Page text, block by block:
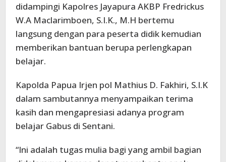
didampingi Kapolres Jayapura AKBP Fredrickus
W.A Maclarimboen, S.I.K., M.H bertemu
langsung dengan para peserta didik kemudian
memberikan bantuan berupa perlengkapan
belajar.
Kapolda Papua Irjen pol Mathius D. Fakhiri, S.I.K
dalam sambutannya menyampaikan terima
kasih dan mengapresiasi adanya program
belajar Gabus di Sentani.
“Ini adalah tugas mulia bagi yang ambil bagian